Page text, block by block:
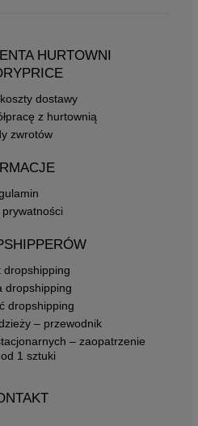
HURTOWNI
dostawy
z hurtownią
zwrotów
prywatności
dropshipping
dropshipping
dropshipping
– przewodnik
– zaopatrzenie
1 sztuki